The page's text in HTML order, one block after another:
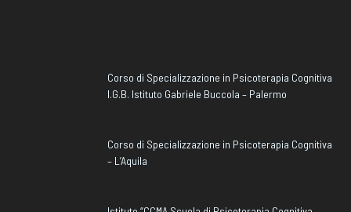
Corso di Specializzazione in Psicoterapia Cognitiva
I.G.B. Istituto Gabriele Buccola – Palermo
Corso di Specializzazione in Psicoterapia Cognitiva
– L’Aquila